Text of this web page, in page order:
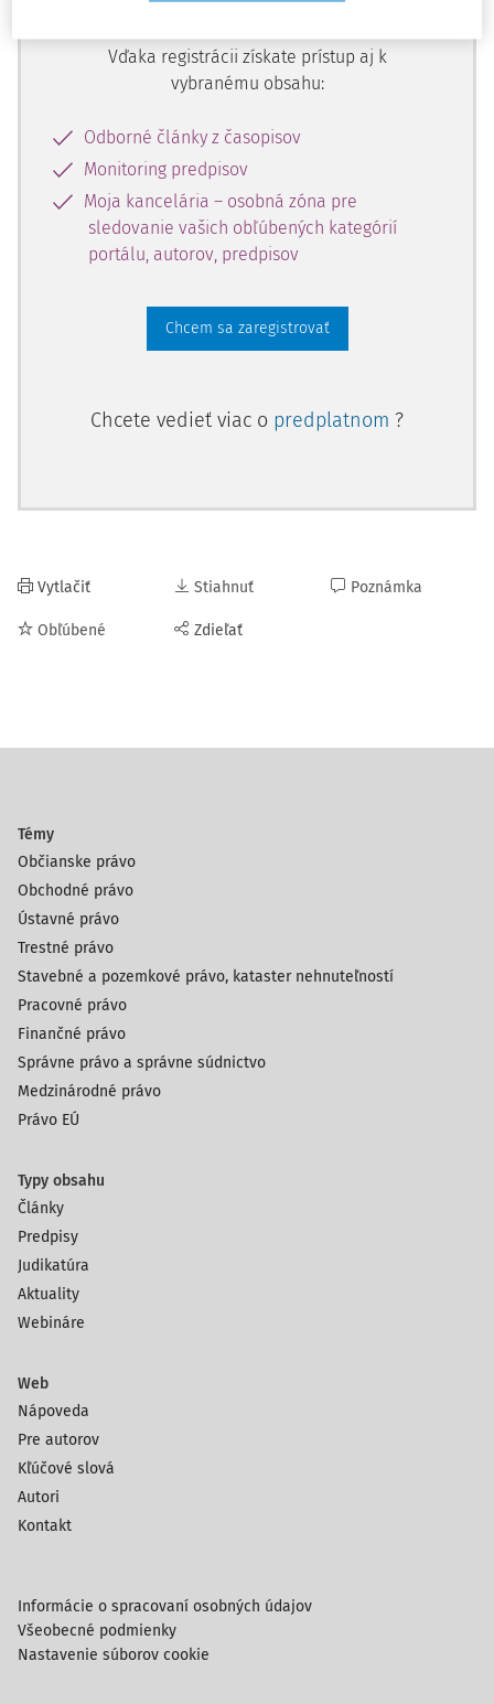
Vďaka registrácii získate prístup aj k
vybranému obsahu:
Odborné články z časopisov
Monitoring predpisov
Moja kancelária – osobná zóna pre
sledovanie vašich obľúbených kategórií
portálu, autorov, predpisov
Chcem sa zaregistrovať
Chcete vedieť viac o predplatnom ?
Vytlačiť
Obľúbené
Stiahnuť
Zdieľať
Poznámka
Témy
Občianske právo
Obchodné právo
Ústavné právo
Trestné právo
Stavebné a pozemkové právo, kataster nehnuteľností
Pracovné právo
Finančné právo
Správne právo a správne súdnictvo
Medzinárodné právo
Právo EÚ
Typy obsahu
Články
Predpisy
Judikatúra
Aktuality
Webináre
Web
Nápoveda
Pre autorov
Kľúčové slová
Autori
Kontakt
Informácie o spracovaní osobných údajov
Všeobecné podmienky
Nastavenie súborov cookie